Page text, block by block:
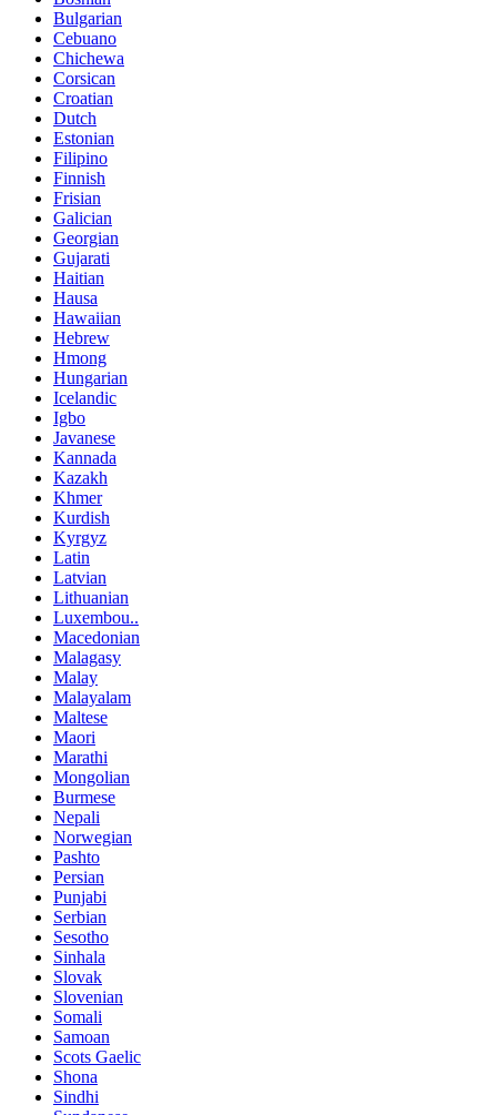
Bulgarian
Cebuano
Chichewa
Corsican
Croatian
Dutch
Estonian
Filipino
Finnish
Frisian
Galician
Georgian
Gujarati
Haitian
Hausa
Hawaiian
Hebrew
Hmong
Hungarian
Icelandic
Igbo
Javanese
Kannada
Kazakh
Khmer
Kurdish
Kyrgyz
Latin
Latvian
Lithuanian
Luxembou..
Macedonian
Malagasy
Malay
Malayalam
Maltese
Maori
Marathi
Mongolian
Burmese
Nepali
Norwegian
Pashto
Persian
Punjabi
Serbian
Sesotho
Sinhala
Slovak
Slovenian
Somali
Samoan
Scots Gaelic
Shona
Sindhi